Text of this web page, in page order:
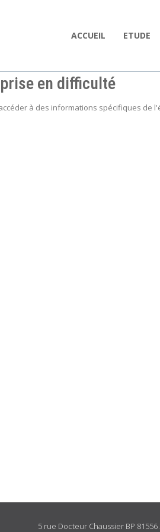
ACCUEIL ETUDE
en difficulté
à des informations spécifiques de
5 rue Docteur Chaussier BP 81556